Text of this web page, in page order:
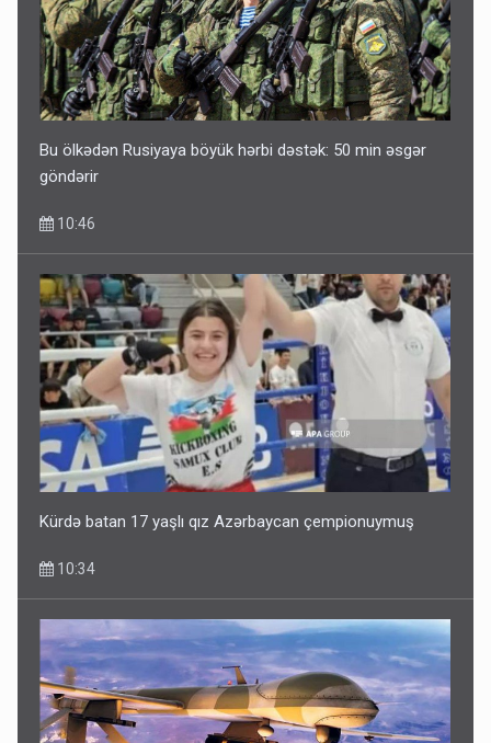
Bu ölkədən Rusiyaya böyük hərbi dəstək: 50 min əsgər
göndərir
10:46
Kürdə batan 17 yaşlı qız Azərbaycan çempionuymuş
10:34